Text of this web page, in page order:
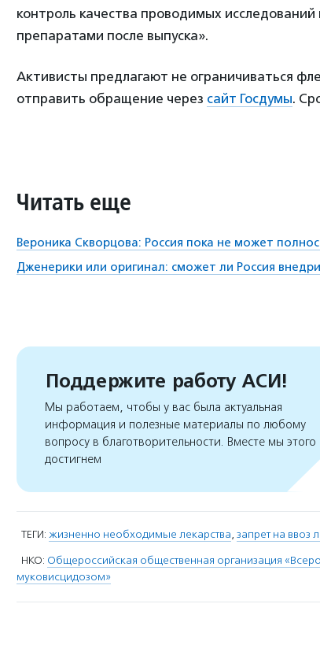
контроль качества проводимых
препаратами после выпуска».
Активисты предлагают не ограничиваться
отправить обращение через сайт Госдумы.
Читать еще
Вероника Скворцова: Россия пока не может
Дженерики или оригинал: сможет ли Россия
Поддержите работу АСИ!
Мы работаем, чтобы у вас была актуальная
информация и полезные материалы по любому
вопросу в благотворительности. Вместе мы этого
достигнем
ТЕГИ: жизненно необходимые лекарства, запрет на ввоз
НКО: Общероссийская общественная организация
муковисцидозом»